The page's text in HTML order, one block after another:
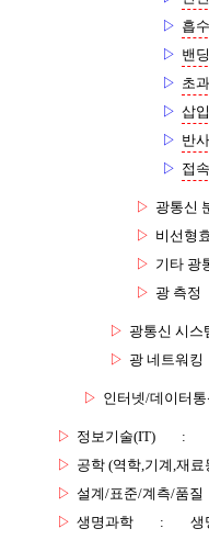
▷ 흡
▷ 밴
▷ 초
▷ 삽
▷ 반
▷ 접
▷ 광통신
▷ 비선형
▷ 기타 광
▷ 광 측정
▷ 광통신 시스
▷ 광 네트워킹
▷ 인터넷/데이터통
▷ 정보기술(IT) :
▷ 공학 (역학,기계,재료
▷ 설계/표준/계측/품질
▷ 생명과학 :
생